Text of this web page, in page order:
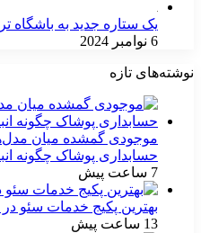
یک ستاره جدید به باشگاه
6 نوامبر 2024
نوشته‌های تازه
موجودی گمشده میان
حسابداری پوشاک چگونه
7 ساعت پیش
بهترین پکیج خدمات سئو در
13 ساعت پیش